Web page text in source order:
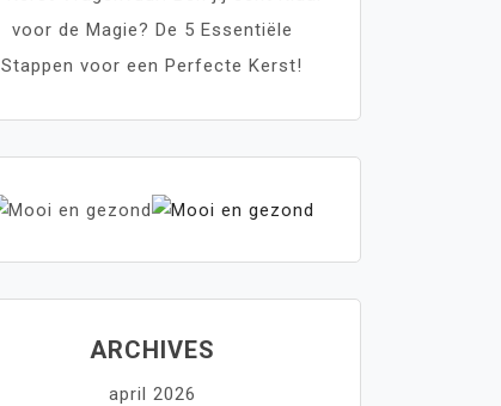
voor de Magie? De 5 Essentiële
Stappen voor een Perfecte Kerst!
ARCHIVES
april 2026